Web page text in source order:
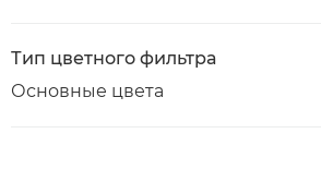
Тип цветного фильтра
Основные цвета